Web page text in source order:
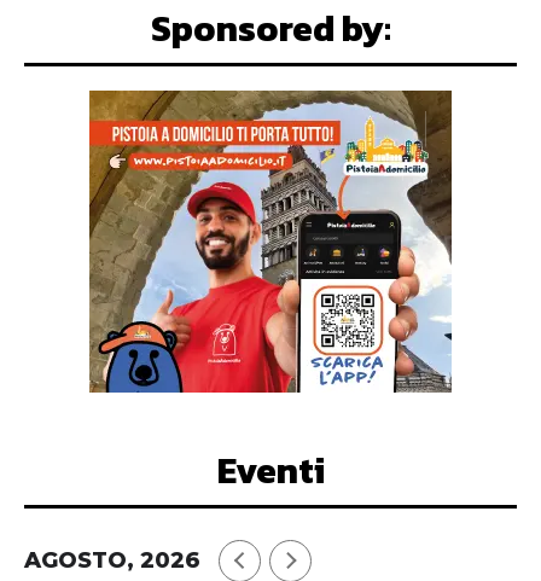
Sponsored by:
Eventi
AGOSTO, 2026